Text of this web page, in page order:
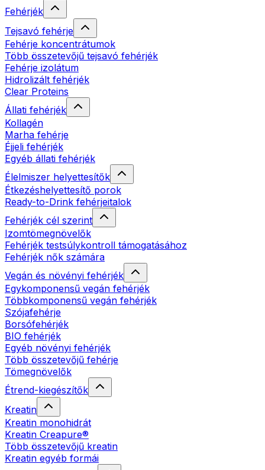
Fehérjék
Tejsavó fehérje
Fehérje koncentrátumok
Több összetevőjű tejsavó fehérjék
Fehérje izolátum
Hidrolizált fehérjék
Clear Proteins
Állati fehérjék
Kollagén
Marha fehérje
Éjjeli fehérjék
Egyéb állati fehérjék
Élelmiszer helyettesítők
Étkezéshelyettesítő porok
Ready-to-Drink fehérjeitalok
Fehérjék cél szerint
Izomtömegnövelők
Fehérjék testsúlykontroll támogatásához
Fehérjék nők számára
Vegán és növényi fehérjék
Egykomponensű vegán fehérjék
Többkomponensű vegán fehérjék
Szójafehérje
Borsófehérjék
BIO fehérjék
Egyéb növényi fehérjék
Több összetevőjű fehérje
Tömegnövelők
Étrend-kiegészítők
Kreatin
Kreatin monohidrát
Kreatin Creapure®
Több összetevőjű kreatin
Kreatin egyéb formái